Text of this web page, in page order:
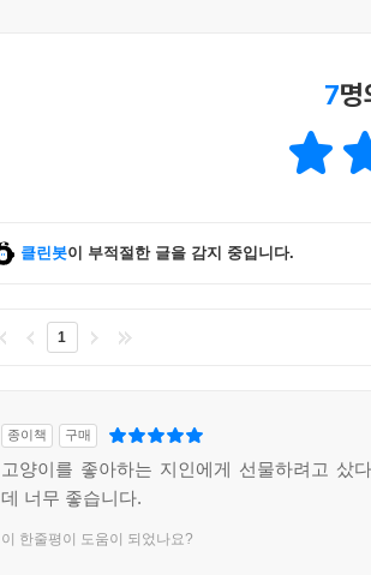
7
클린봇이 부적절한 글을 감지 중입니다.
1
종이책 구매
고양이를 좋아하는 지인에게 선물하려고 샀
데 너무 좋습니다.
이 한줄평이 도움이 되었나요?